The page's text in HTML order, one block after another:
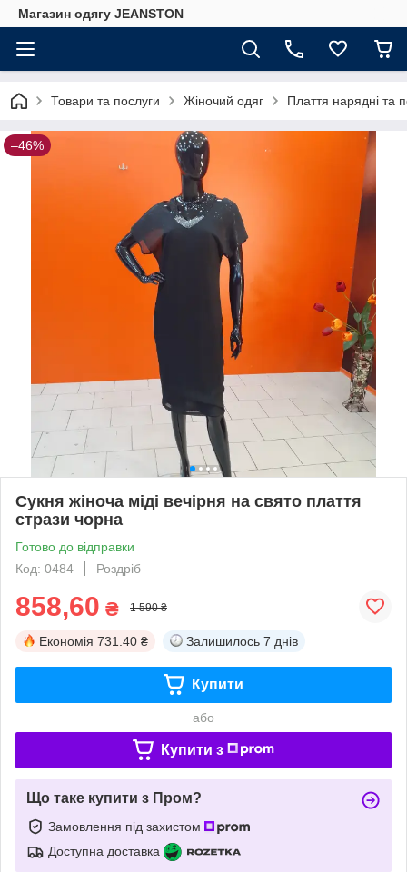
Магазин одягу JEANSTON
Товари та послуги Жіночий одяг Плаття нарядні та
–46%
Сукня жіноча міді вечірня на свято плаття
стрази чорна
Готово до відправки
Код: 0484
Роздріб
858,60 ₴ 1 590 ₴
Економія 731.40 ₴ Залишилось 7 днів
Купити
або
Купити з
Що таке купити з Пром?
Замовлення під захистом
Доступна доставка